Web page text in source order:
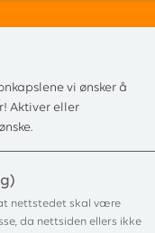
pynteringer
MBE
vi ønsker å
Aktiver eller
at nettstedet skal være
da nettsiden ellers ikke